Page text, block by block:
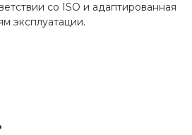
со ISO и адаптированная
эксплуатации.